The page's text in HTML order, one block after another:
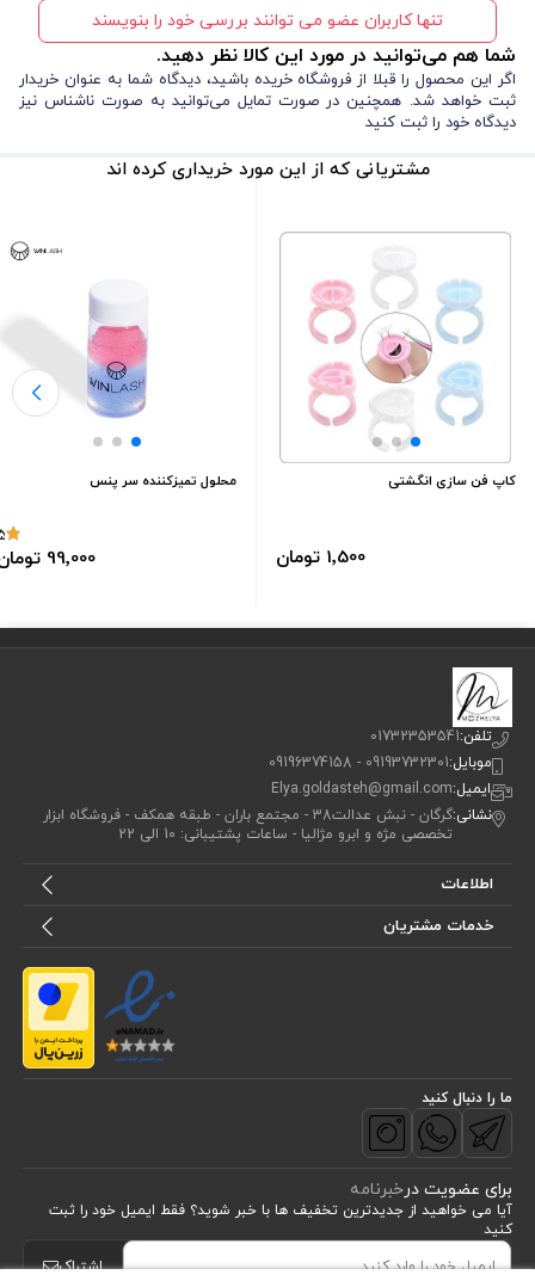
تنها کاربران عضو می توانند بررسی خود را بنویسند
شما هم می‌توانید در مورد این کالا نظر دهید.
اگر این محصول را قبلا از فروشگاه خریده باشید، دیدگاه شما به عنوان خریدار
ثبت خواهد شد. همچنین در صورت تمایل می‌توانید به صورت ناشناس نیز
دیدگاه خود را ثبت کنید
مشتریانی که از این مورد خریداری کرده اند
کاپ فن سازی انگشتی
1٬500 تومان
محلول تمیزکننده سر پنس
99٬000 تومان
تلفن:01732353541
موبایل:09193732301 - 09196374158
ایمیل:Elya.goldasteh@gmail.com
نشانی:
گرگان - نبش عدالت38 - مجتمع باران - طبقه همکف - فروشگاه ابزار
تخصصی مژه و ابرو مژالیا - ساعات پشتیبانی: 10 الی 22
اطلاعات
خدمات مشتریان
ما را دنبال کنید
برای عضویت درخبرنامه
آیا می خواهید از جدید‌ترین تخفیف‌ ها با‌ خبر شوید؟ فقط ایمیل خود را ثبت
کنید
اشتراک